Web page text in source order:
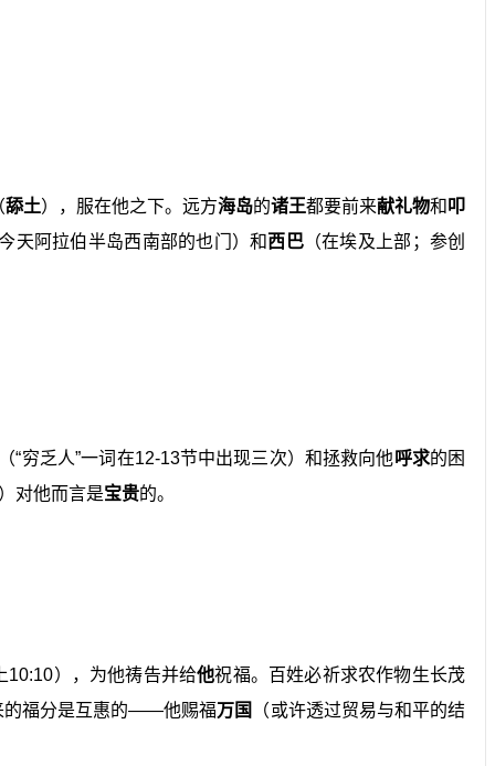
舔土），服在他之下。远方海岛的诸王都要前来献礼物和叩
天阿拉伯半岛西南部的也门）和西巴（在埃及上部；参创
“穷乏人”一词在12-13节中出现三次）和拯救向他 呼求的困
对他而言是宝贵的。
10:10），为他祷告并给他祝福。百姓必祈求农作物生长茂
的福分是互惠的——他赐福万国 （或许透过贸易与和平的结